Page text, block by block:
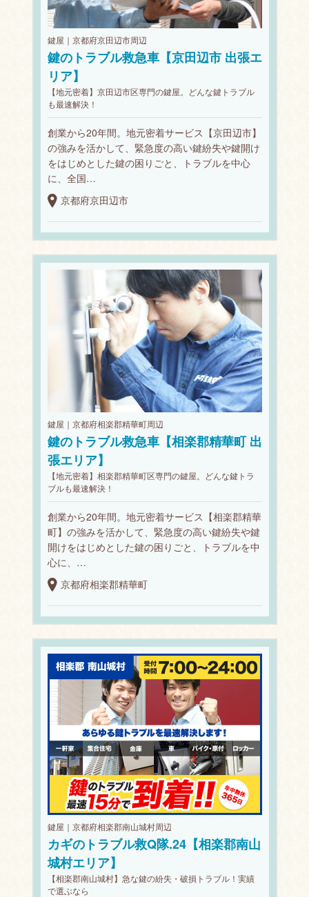
鍵屋｜京都府京田辺市周辺
鍵のトラブル救急車【京田辺市 出張エ
リア】
【地元密着】京田辺市区専門の鍵屋。どんな鍵トラブル
も最速解決！
創業から20年間。地元密着サービス【京田辺市】
の強みを活かして、緊急度の高い鍵紛失や鍵開け
をはじめとした鍵の困りごと、トラブルを中心
に、全国…
京都府京田辺市
鍵屋｜京都府相楽郡精華町周辺
鍵のトラブル救急車【相楽郡精華町 出
張エリア】
【地元密着】相楽郡精華町区専門の鍵屋。どんな鍵トラ
ブルも最速解決！
創業から20年間。地元密着サービス【相楽郡精華
町】の強みを活かして、緊急度の高い鍵紛失や鍵
開けをはじめとした鍵の困りごと、トラブルを中
心に、…
京都府相楽郡精華町
鍵屋｜京都府相楽郡南山城村周辺
カギのトラブル救Q隊.24【相楽郡南山
城村エリア】
【相楽郡南山城村】急な鍵の紛失・破損トラブル！実績
で選ぶなら